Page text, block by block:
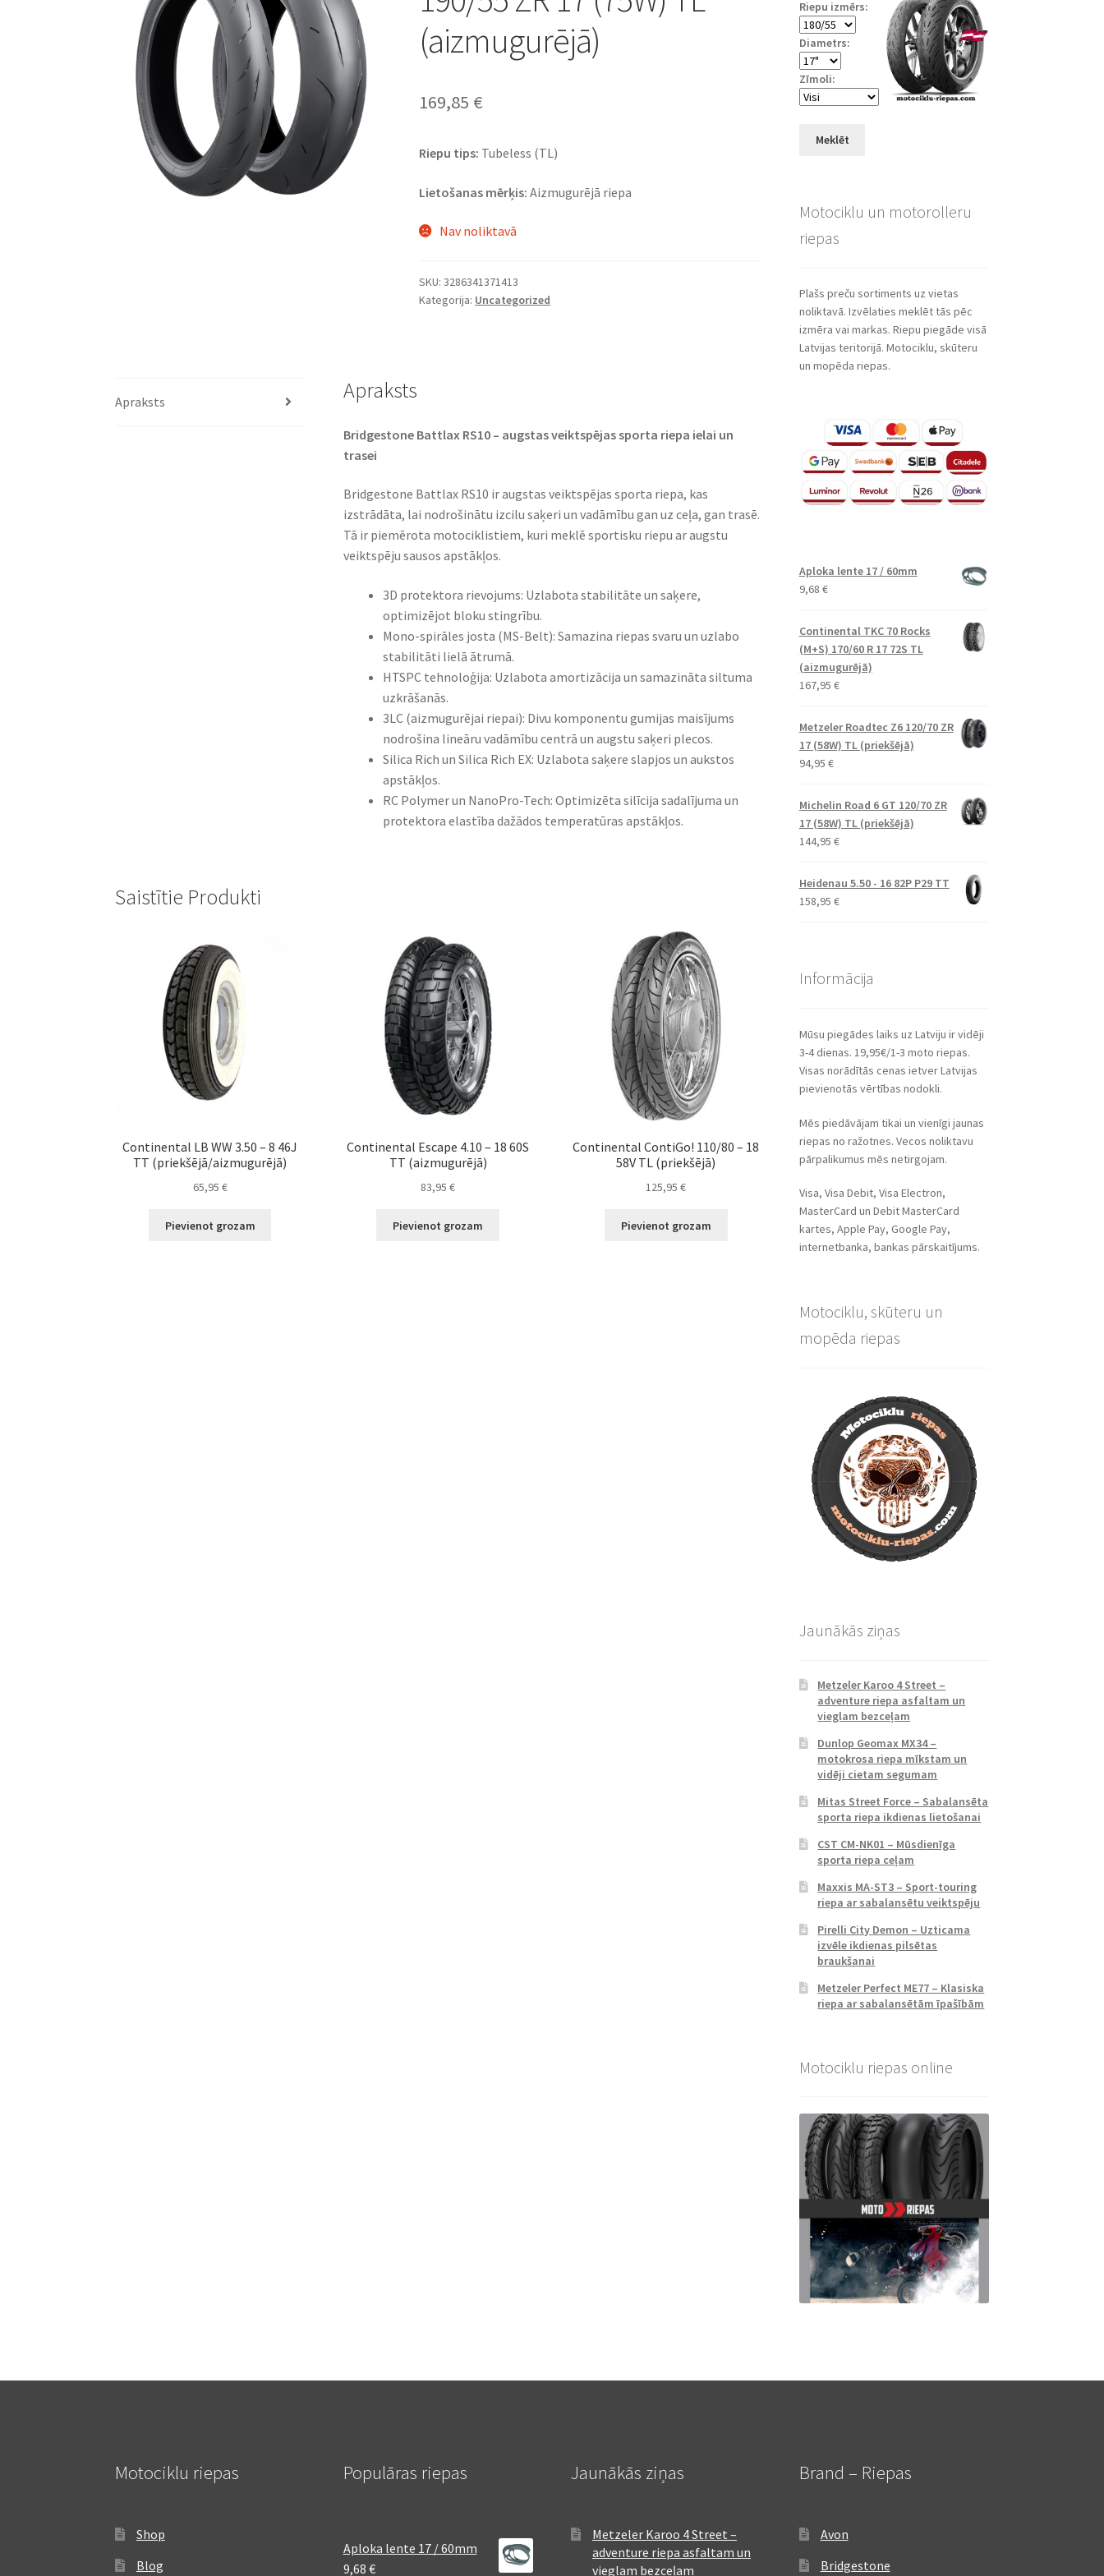
(aizmugurējā)
169,85 €
Riepu tips: Tubeless (TL)
Lietošanas mērķis: Aizmugurējā riepa
Nav noliktavā
SKU:3286341371413
Kategorija: Uncategorized
Apraksts Apraksts
Bridgestone Battlax RS10 – augstas veiktspējas sporta riepa ielai un
trasei​
Bridgestone Battlax RS10 ir augstas veiktspējas sporta riepa, kas
izstrādāta, lai nodrošinātu izcilu saķeri un vadāmību gan uz ceļa, gan trasē.
Tā ir piemērota motociklistiem, kuri meklē sportisku riepu ar augstu
veiktspēju sausos apstākļos.​
3D protektora rievojums: Uzlabota stabilitāte un saķere,
optimizējot bloku stingrību.​
Mono-spirāles josta (MS-Belt): Samazina riepas svaru un uzlabo
stabilitāti lielā ātrumā.​
HTSPC tehnoloģija: Uzlabota amortizācija un samazināta siltuma
uzkrāšanās.​
3LC (aizmugurējai riepai): Divu komponentu gumijas maisījums
nodrošina lineāru vadāmību centrā un augstu saķeri plecos.​
Silica Rich un Silica Rich EX: Uzlabota saķere slapjos un aukstos
apstākļos.​
RC Polymer un NanoPro-Tech: Optimizēta silīcija sadalījuma un
protektora elastība dažādos temperatūras apstākļos.
Saistītie Produkti
Continental LB WW 3.50 – 8 46J
TT (priekšējā/aizmugurējā)
65,95 €
Pievienot grozam
Continental Escape 4.10 – 18 60S
TT (aizmugurējā)
83,95€
Pievienot grozam
Continental ContiGo! 110/80 – 18
58V TL (priekšējā)
125,95€
Pievienot grozam
Riepu izmērs:
Diametrs:
Zīmoli:
Meklēt
Motociklu un motorolleru
riepas
Plašs preču sortiments uz vietas
noliktavā. Izvēlaties meklēt tās pēc
izmēra vai markas. Riepu piegāde visā
Latvijas teritorijā. Motociklu, skūteru
un mopēda riepas.
Aploka lente 17 / 60mm
9,68 €
Continental TKC 70 Rocks
(M+S) 170/60 R 17 72S TL
(aizmugurējā)
167,95 €
Metzeler Roadtec Z6 120/70 ZR
17 (58W) TL (priekšējā)
94,95 €
Michelin Road 6 GT 120/70 ZR
17 (58W) TL (priekšējā)
144,95 €
Heidenau 5.50 - 16 82P P29 TT
158,95 €
Informācija
Mūsu piegādes laiks uz Latviju ir vidēji
3-4 dienas. 19,95€/1-3 moto riepas.
Visas norādītās cenas ietver Latvijas
pievienotās vērtības nodokli.
Mēs piedāvājam tikai un vienīgi jaunas
riepas no ražotnes. Vecos noliktavu
pārpalikumus mēs netirgojam.
Visa, Visa Debit, Visa Electron,
MasterCard un Debit MasterCard
kartes, Apple Pay, Google Pay,
internetbanka, bankas pārskaitījums.
Motociklu, skūteru un
mopēda riepas
Jaunākās ziņas
Metzeler Karoo 4 Street –
adventure riepa asfaltam un
vieglam bezceļam
Dunlop Geomax MX34 –
motokrosa riepa mīkstam un
vidēji cietam segumam
Mitas Street Force – Sabalansēta
sporta riepa ikdienas lietošanai
CST CM-NK01 – Mūsdienīga
sporta riepa ceļam
Maxxis MA-ST3 – Sport-touring
riepa ar sabalansētu veiktspēju
Pirelli City Demon – Uzticama
izvēle ikdienas pilsētas
braukšanai
Metzeler Perfect ME77 – Klasiska
riepa ar sabalansētām īpašībām
Motociklu riepas online
Motociklu riepas
Shop
Blog
Populāras riepas
Aploka lente 17 / 60mm
9,68 €
Jaunākās ziņas
Metzeler Karoo 4 Street –
adventure riepa asfaltam un
vieglam bezceļam
Brand – Riepas
Avon
Bridgestone